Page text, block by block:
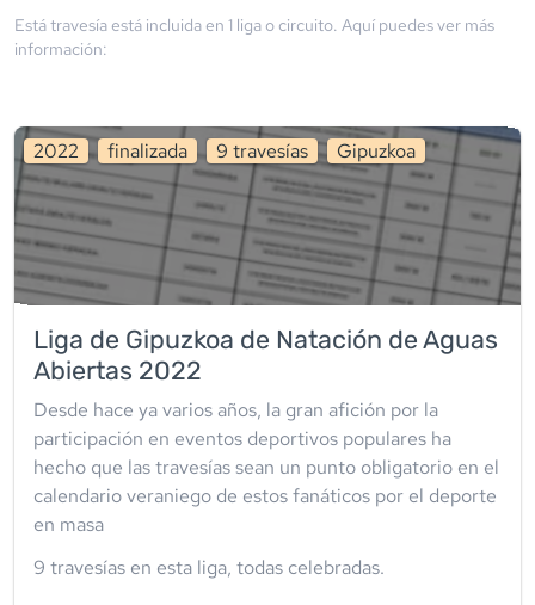
Está travesía está incluida en 1 liga o circuito. Aquí puedes ver más
información:
2022 finalizada 9 travesías Gipuzkoa
Liga de Gipuzkoa de Natación de Aguas
Abiertas 2022
Desde hace ya varios años, la gran afición por la
participación en eventos deportivos populares ha
hecho que las travesías sean un punto obligatorio en el
calendario veraniego de estos fanáticos por el deporte
en masa
9 travesías en esta liga, todas celebradas.